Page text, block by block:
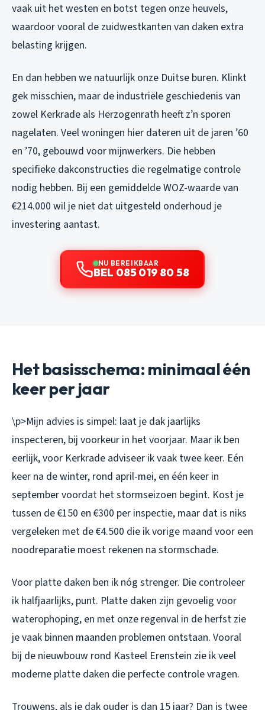
vaak uit het westen en botst tegen onze heuvels,
waardoor vooral de zuidwestkanten van daken extra
belasting krijgen.
En dan hebben we natuurlijk onze Duitse buren. Klinkt
gek misschien, maar de industriële geschiedenis van
zowel Kerkrade als Herzogenrath heeft z’n sporen
nagelaten. Veel woningen hier dateren uit de jaren ’60
en ’70, gebouwd voor mijnwerkers. Die hebben
specifieke dakconstructies die regelmatige controle
nodig hebben. Bij een gemiddelde WOZ-waarde van
€214.000 wil je niet dat uitgesteld onderhoud je
investering aantast.
NU BEREIKBAAR
BEL 085 019 80 58
Het basisschema: minimaal één
keer per jaar
\p>Mijn advies is simpel: laat je dak jaarlijks
inspecteren, bij voorkeur in het voorjaar. Maar ik ben
eerlijk, voor Kerkrade adviseer ik vaak twee keer. Eén
keer na de winter, rond april-mei, en één keer in
september voordat het stormseizoen begint. Kost je
tussen de €150 en €300 per inspectie, maar dat is niks
vergeleken met de €4.500 die ik vorige maand voor een
noodreparatie moest rekenen na stormschade.
Voor platte daken ben ik nóg strenger. Die controleer
ik halfjaarlijks, punt. Platte daken zijn gevoelig voor
waterophoping, en met onze regenval in de herfst zie
je vaak binnen maanden problemen ontstaan. Vooral
bij de nieuwbouw rond Kasteel Erenstein zie ik veel
moderne platte daken die perfecte controle vragen.
Trouwens, als je dak ouder is dan 15 jaar? Dan is twee